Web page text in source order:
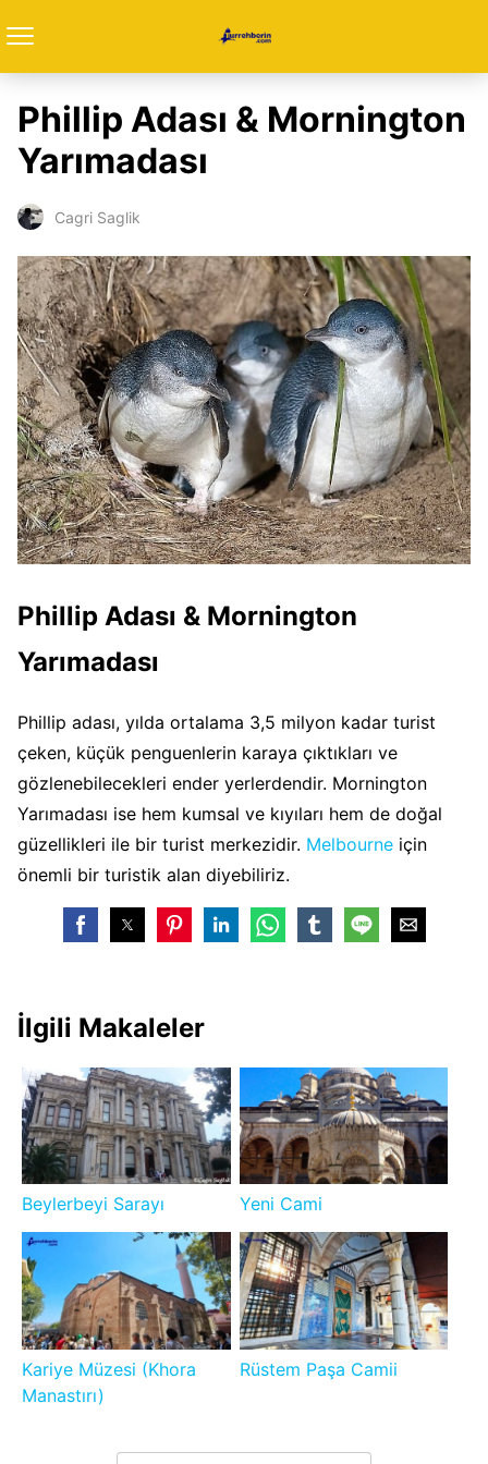
Phillip Adası & Mornington
Yarımadası
Cagri Saglik
Phillip Adası & Mornington
Yarımadası
Phillip adası, yılda ortalama 3,5 milyon kadar turist
çeken, küçük penguenlerin karaya çıktıkları ve
gözlenebilecekleri ender yerlerdendir. Mornington
Yarımadası ise hem kumsal ve kıyıları hem de doğal
güzellikleri ile bir turist merkezidir. Melbourne için
önemli bir turistik alan diyebiliriz.
İlgili Makaleler
Beylerbeyi Sarayı Yeni Cami
Kariye Müzesi (Khora
Manastırı)
Rüstem Paşa Camii